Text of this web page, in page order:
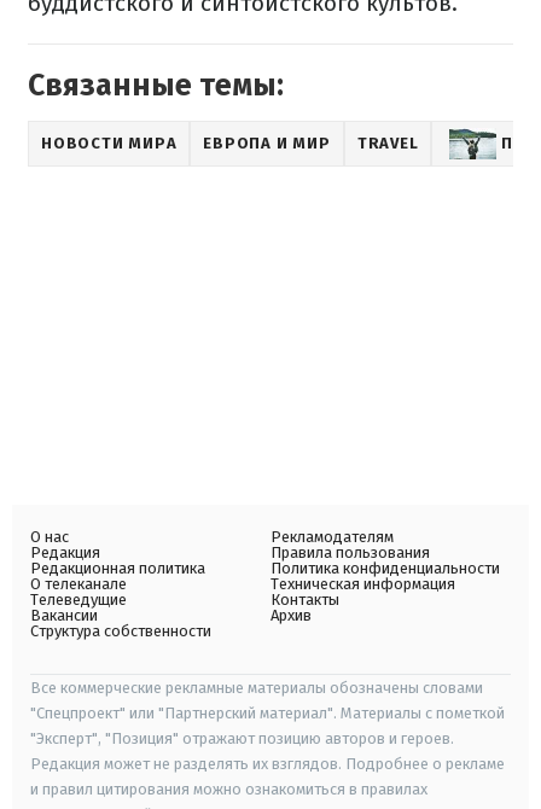
Связанные темы:
НОВОСТИ МИРА ЕВРОПА И МИР TRAVEL
О нас
Редакция
Редакционная политика
О телеканале
Телеведущие
Вакансии
Структура собственности
Рекламодателям
Правила пользования
Политика конфиденциальности
Техническая информация
Контакты
Архив
Все коммерческие рекламные материалы обозначены словами
"Спецпроект" или "Партнерский материал". Материалы с пометкой
"Эксперт", "Позиция" отражают позицию авторов и героев.
Редакция может не разделять их взглядов. Подробнее о рекламе
и правил цитирования можно ознакомиться в правилах